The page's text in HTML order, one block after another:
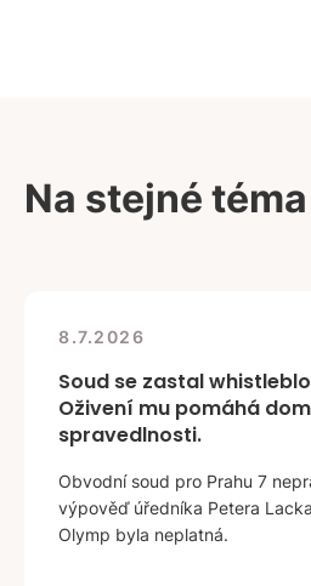
Na stejné téma
8.7.2026
Soud se zastal
Oživení mu pomáhá
spravedlnosti.
Obvodní soud pro Prahu 7
výpověď úředníka Petera
Olymp byla neplatná.